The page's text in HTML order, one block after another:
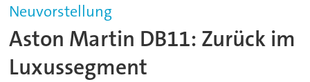
Neuvorstellung
Aston Martin DB11: Zurück im
Luxussegment